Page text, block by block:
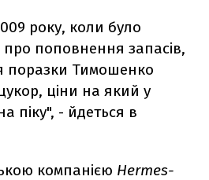
року, коли було
поповнення запасів,
поразки Тимошенко
ціни на який у
піку", - йдеться в
компанією Hermes-